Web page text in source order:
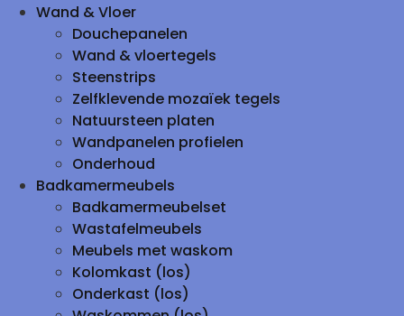
Wand & Vloer
Douchepanelen
Wand & vloertegels
Steenstrips
Zelfklevende mozaïek tegels
Natuursteen platen
Wandpanelen profielen
Onderhoud
Badkamermeubels
Badkamermeubelset
Wastafelmeubels
Meubels met waskom
Kolomkast (los)
Onderkast (los)